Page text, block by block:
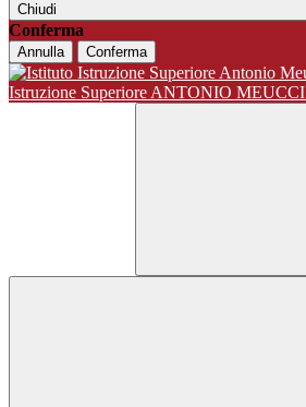
Chiudi
Conferma
Annulla Conferma
Istruzione Superiore ANTONIO MEUCCI